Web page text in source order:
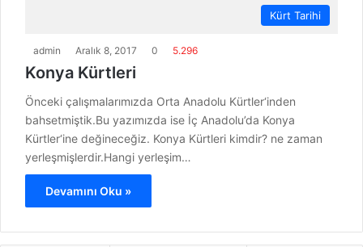
Kürt Tarihi
admin Aralık 8, 2017 0 5.296
Konya Kürtleri
Önceki çalışmalarımızda Orta Anadolu Kürtler‘inden
bahsetmiştik.Bu yazımızda ise İç Anadolu’da Konya
Kürtler‘ine değineceğiz. Konya Kürtleri kimdir? ne zaman
yerleşmişlerdir.Hangi yerleşim…
Devamını Oku »